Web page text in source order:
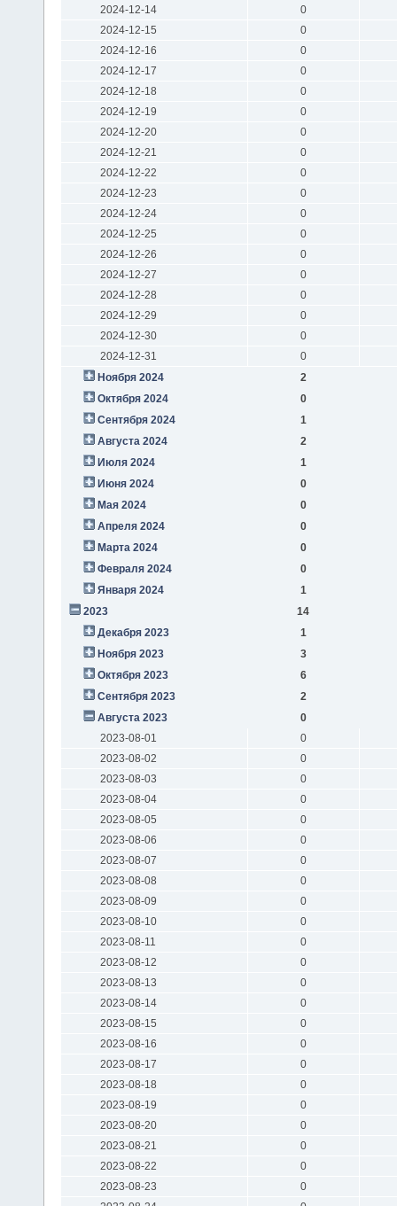
2024-12-14
0
2024-12-15
0
2024-12-16
0
2024-12-17
0
2024-12-18
0
2024-12-19
0
2024-12-20
0
2024-12-21
0
2024-12-22
0
2024-12-23
0
2024-12-24
0
2024-12-25
0
2024-12-26
0
2024-12-27
0
2024-12-28
0
2024-12-29
0
2024-12-30
0
2024-12-31
0
Ноября 2024
2
Октября 2024
0
Сентября 2024
1
Августа 2024
2
Июля 2024
1
Июня 2024
0
Мая 2024
0
Апреля 2024
0
Марта 2024
0
Февраля 2024
0
Января 2024
1
2023
14
Декабря 2023
1
Ноября 2023
3
Октября 2023
6
Сентября 2023
2
Августа 2023
0
2023-08-01
0
2023-08-02
0
2023-08-03
0
2023-08-04
0
2023-08-05
0
2023-08-06
0
2023-08-07
0
2023-08-08
0
2023-08-09
0
2023-08-10
0
2023-08-11
0
2023-08-12
0
2023-08-13
0
2023-08-14
0
2023-08-15
0
2023-08-16
0
2023-08-17
0
2023-08-18
0
2023-08-19
0
2023-08-20
0
2023-08-21
0
2023-08-22
0
2023-08-23
0